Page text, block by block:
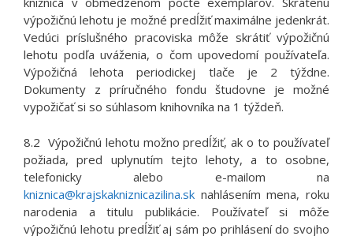
výpožičnú lehotu je možné predĺžiť maximálne jedenkrát.
Vedúci príslušného pracoviska môže skrátiť výpožičnú
lehotu podľa uváženia, o čom upovedomí používateľa.
Výpožičná lehota periodickej tlače je 2 týždne.
Dokumenty z príručného fondu študovne je možné
vypožičať si so súhlasom knihovníka na 1 týždeň.
8.2 Výpožičnú lehotu možno predĺžiť, ak o to používateľ
požiada, pred uplynutím tejto lehoty, a to osobne,
telefonicky alebo e-mailom na
kniznica@krajskakniznicazilina.sk nahlásením mena, roku
narodenia a titulu publikácie. Používateľ si môže
výpožičnú lehotu predĺžiť aj sám po prihlásení do svojho